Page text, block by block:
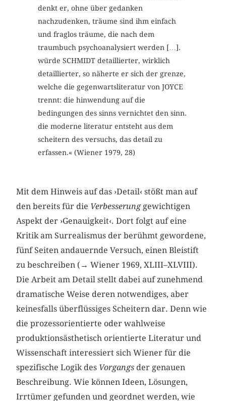
denkt er, ohne über gedanken
nachzudenken, träume sind ihm einfach
und fraglos träume, die nach dem
traumbuch psychoanalysiert werden […].
würde SCHMIDT detaillierter, wirklich
detaillierter, so näherte er sich der grenze,
welche die gegenwartsliteratur von JOYCE
trennt: die hinwendung auf die
bedingungen des sinns vernichtet den sinn.
die moderne literatur entsteht aus dem
scheitern des versuchs, das detail zu
erfassen.« (Wiener 1979, 28)
Mit dem Hinweis auf das ›Detail‹ stößt man auf
den bereits für die Verbesserunggewichtigen
Aspekt der ›Genauigkeit‹. Dort folgt auf eine
Kritik am Surrealismus der berühmt gewordene,
fünf Seiten andauernde Versuch, einen Bleistift
zu beschreiben (→ Wiener 1969, XLIII–XLVIII).
Die Arbeit am Detail stellt dabei auf zunehmend
dramatische Weise deren notwendiges, aber
keinesfalls überflüssiges Scheitern dar. Denn wie
die prozessorientierte oder wahlweise
produktionsästhetisch orientierte Literatur und
Wissenschaft interessiert sich Wiener für die
spezifische Logik des Vorgangs der genauen
Beschreibung. Wie können Ideen, Lösungen,
Irrtümer gefunden und geordnet werden, wie